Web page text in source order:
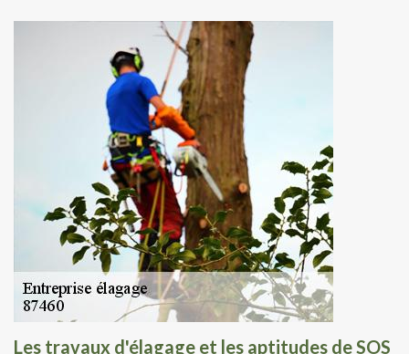
Les travaux d'élagage et les aptitudes de SOS